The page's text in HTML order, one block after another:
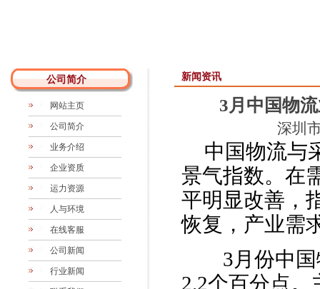
公司简介
网站主页
公司简介
业务介绍
企业资质
运力资源
人与环境
在线客服
公司新闻
行业新闻
新闻资讯
3月中国物
深圳
中国物流与
景气指数。在
平明显改善，
恢复，产业需
3月份中国
2.2个百分点